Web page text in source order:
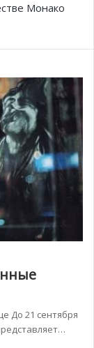
Монако
До 21 сентября